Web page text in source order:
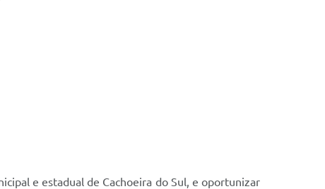
e estadual de Cachoeira do Sul, e oportunizar